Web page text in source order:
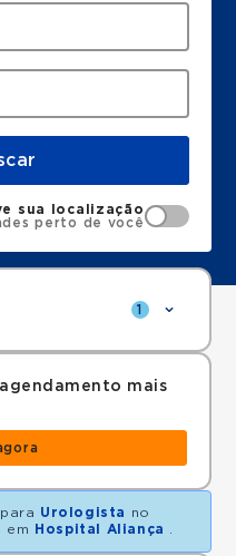
sua localização
perto de você
1
mais
Urologista
no
em Hospital Aliança